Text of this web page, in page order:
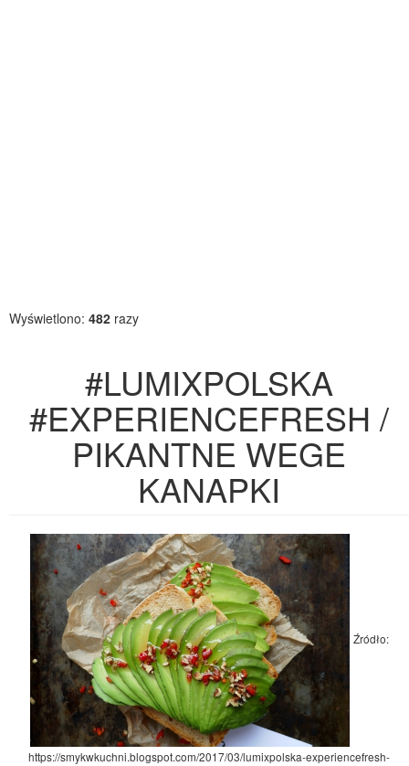
Wyświetlono: 482 razy
#LUMIXPOLSKA
#EXPERIENCEFRESH /
PIKANTNE WEGE
KANAPKI
Źródło:
https://smykwkuchni.blogspot.com/2017/03/lumixpolska-experiencefresh-